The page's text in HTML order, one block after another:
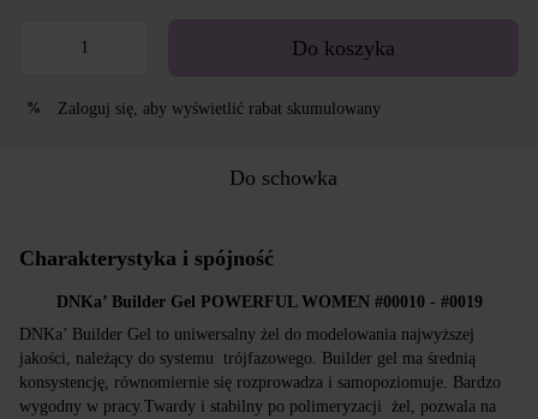
Do koszyka
% Zaloguj się , aby wyświetlić rabat skumulowany
Do schowka
Charakterystyka i spójność
DNKa’ Builder Gel POWERFUL WOMEN #00010 - #0019
DNKa’ Builder Gel to uniwersalny żel do modelowania najwyższej
jakości, należący do systemu trójfazowego. Builder gel ma średnią
konsystencję, równomiernie się rozprowadza i samopoziomuje. Bardzo
wygodny w pracy.Twardy i stabilny po polimeryzacji żel, pozwala na